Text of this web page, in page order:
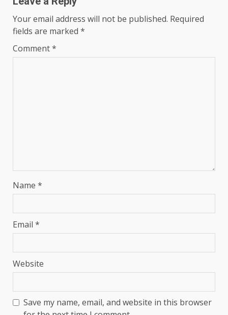
Your email address will not be published. Required
fields are marked *
Comment*
Name *
Email *
Website
Save my name, email, and website in this browser